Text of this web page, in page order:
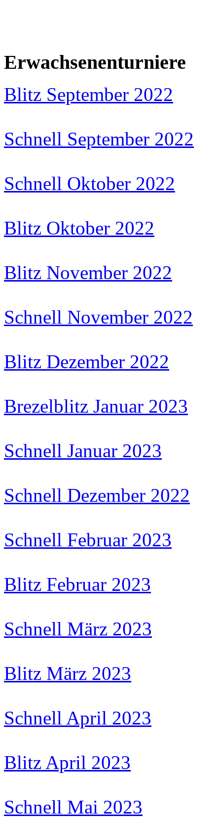
Erwachsenenturniere
Blitz September 2022
Schnell September 2022
Schnell Oktober 2022
Blitz Oktober 2022
Blitz November 2022
Schnell November 2022
Blitz Dezember 2022
Brezelblitz Januar 2023
Schnell Januar 2023
Schnell Dezember 2022
Schnell Februar 2023
Blitz Februar 2023
Schnell März 2023
Blitz März 2023
Schnell April 2023
Blitz April 2023
Schnell Mai 2023